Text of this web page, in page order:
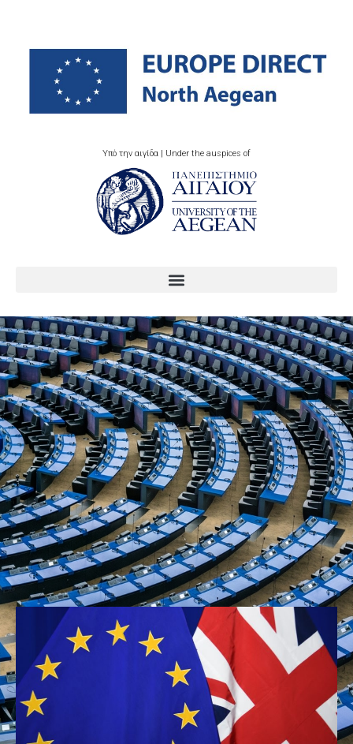
Υπό την αιγίδα | Under the auspices of